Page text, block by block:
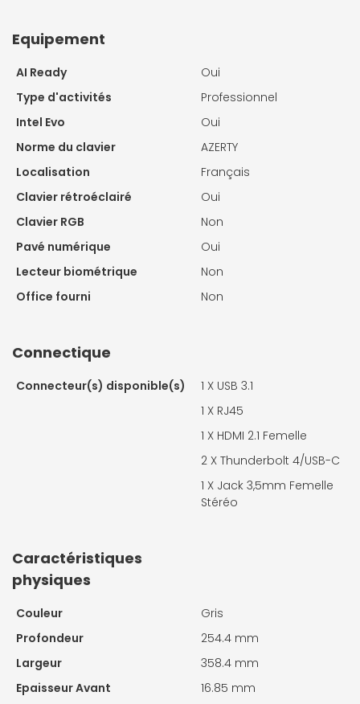
Equipement
AI Ready
Oui
Type d'activités
Professionnel
Intel Evo
Oui
Norme du clavier
AZERTY
Localisation
Français
Clavier rétroéclairé
Oui
Clavier RGB
Non
Pavé numérique
Oui
Lecteur biométrique
Non
Office fourni
Non
Connectique
Connecteur(s) disponible(s) 1 X USB 3.1
1 X RJ45
1 X HDMI 2.1 Femelle
2 X Thunderbolt 4/USB-C
1 X Jack 3,5mm Femelle
Stéréo
Caractéristiques
physiques
Couleur
Gris
Profondeur
254.4 mm
Largeur
358.4 mm
Epaisseur Avant
16.85 mm